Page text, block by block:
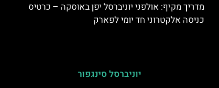
מדריך מקיף: אולפני יוניברסל יפן באוסקה – כרטיס
כניסה אלקטרוני חד יומי לפארק
יוניברסל סינגפור